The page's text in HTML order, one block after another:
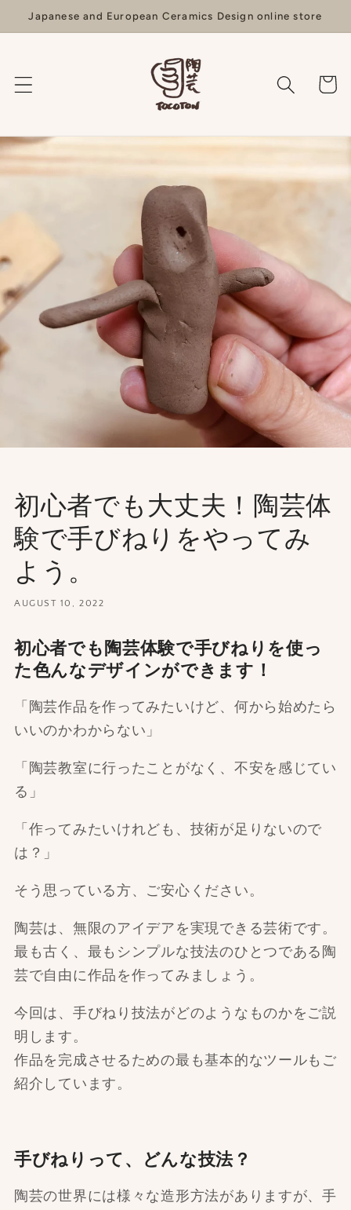
Skip to
content
Japanese and European Ceramics Design online store
Cart
初心者でも大丈夫！陶芸体
験で手びねりをやってみ
よう。
AUGUST 10, 2022
初心者でも陶芸体験で手びねりを使っ
た色んなデザインができます！
「陶芸作品を作ってみたいけど、何から始めたら
いいのかわからない」
「 陶芸教室に行ったことがなく、不安を感じてい
る」
「 作ってみたいけれども、技術が足りないので
は？」
そう思っている方、ご安心ください。
陶芸は、無限のアイデアを実現できる芸術です。
最も古く、最もシンプルな技法のひとつである陶
芸で自由に作品を作ってみましょう。
今回は、手びねり技法がどのようなものかをご説
明します。
作品を完成させるための最も基本的なツールもご
紹介しています。
手びねりって、どんな技法？
陶芸の世界には様々な造形方法がありますが、手